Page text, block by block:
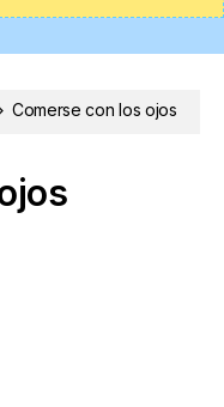
Comerse con los ojos